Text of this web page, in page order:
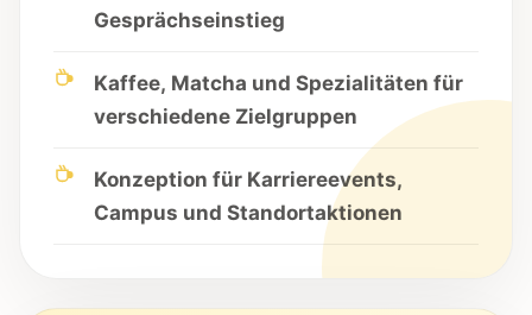
Gesprächseinstieg
Kaffee, Matcha und Spezialitäten für
verschiedene Zielgruppen
Konzeption für Karriereevents,
Campus und Standortaktionen